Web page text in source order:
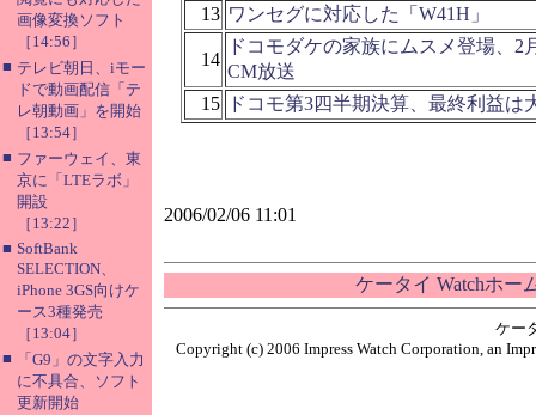
画像変換ソフト
［14:56］
■ テレビ朝日、iモー
ドで動画配信「テ
レ朝動画」を開始
［13:54］
■ ファーウェイ、東
京に「LTEラボ」
開設
［13:22］
■ SoftBank
SELECTION、
iPhone 3GS向けケ
ース3種発売
［13:04］
■
「G9」の文字入力
に不具合、ソフト
更新開始
13 ワンセグに対応した「W41H」
14
ドコモダケの家族にムスメ登場、2
CM放送
15
ドコモ第3四半期決算、最終利益は
2006/02/06 11:01
ケータイ Watchホー
ケー
Copyright (c) 2006 Impress Watch Corporation, an